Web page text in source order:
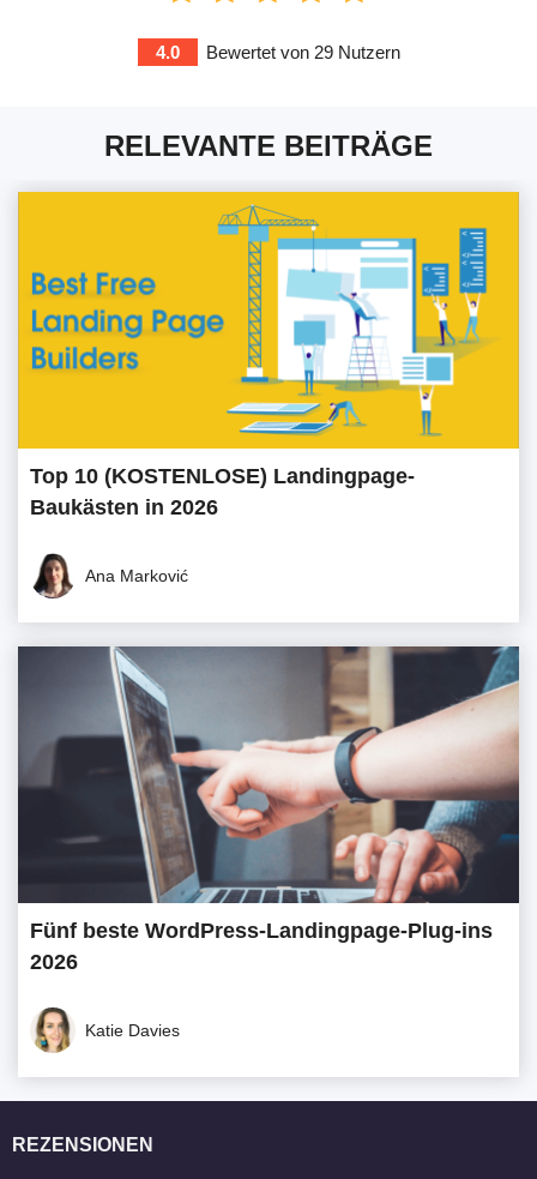
4.0 Bewertet von 29Nutzern
RELEVANTE BEITRÄGE
Top 10 (KOSTENLOSE) Landingpage-
Baukästen in 2026
Ana Marković
Fünf beste WordPress-Landingpage-Plug-ins
2026
Katie Davies
REZENSIONEN